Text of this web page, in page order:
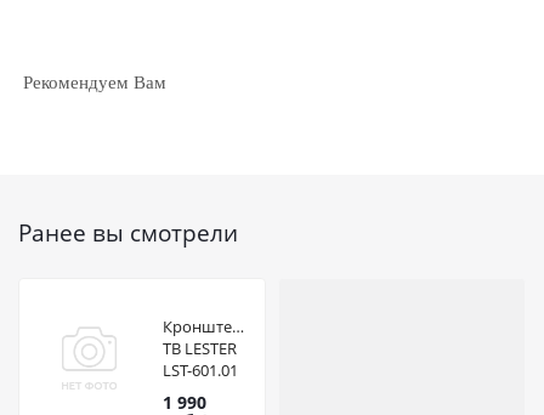
Рекомендуем Вам
Ранее вы смотрели
Кронштейн
ТВ LESTER
LST-601.01
10-95 Vesa
1 990